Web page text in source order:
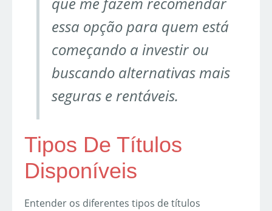
essa opção para quem está
começando a investir ou
buscando alternativas mais
seguras e rentáveis.
Tipos De Títulos
Disponíveis
Entender os diferentes tipos de títulos